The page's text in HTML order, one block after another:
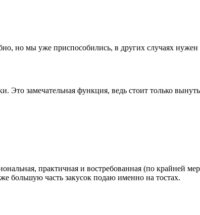
но мы уже приспособились, в других случаях нужен
Это замечательная функция, ведь стоит только
практичная и востребованная (по крайней
большую часть закусок подаю именно на тостах.